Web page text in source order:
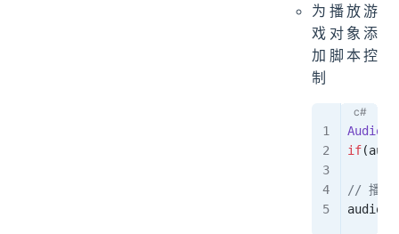
为播放游
戏对象添
加脚本控
制
if(
// 播放
audio